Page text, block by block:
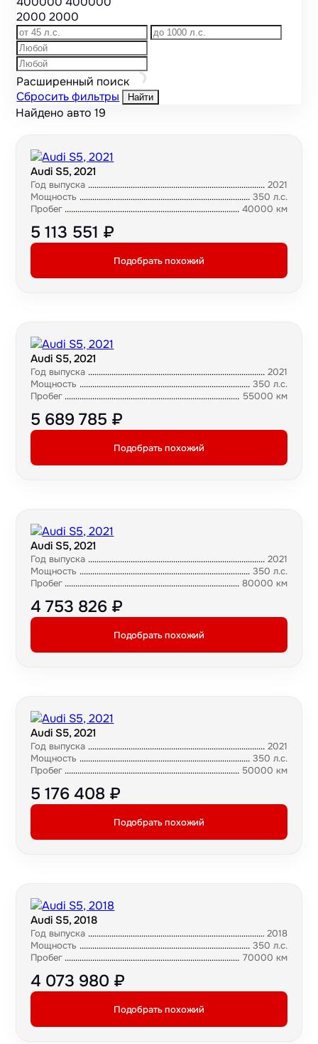
20002000
Расширенный поиск
Сбросить фильтры
Найти
Найдено авто19
Audi S5, 2021
Год выпуска
2021
Мощность
350 л.с.
Пробег
40000 км
5 113 551 ₽
Подобрать похожий
Audi S5, 2021
Год выпуска
2021
Мощность
350 л.с.
Пробег
55000 км
5 689 785 ₽
Подобрать похожий
Audi S5, 2021
Год выпуска
2021
Мощность
350 л.с.
Пробег
80000 км
4 753 826 ₽
Подобрать похожий
Audi S5, 2021
Год выпуска
2021
Мощность
350 л.с.
Пробег
50000 км
5 176 408 ₽
Подобрать похожий
Audi S5, 2018
Год выпуска
2018
Мощность
350 л.с.
Пробег
70000 км
4 073 980 ₽
Подобрать похожий